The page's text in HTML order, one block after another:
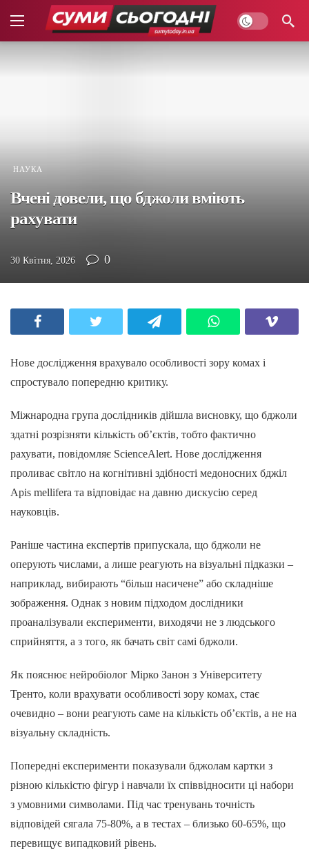
НАУКА
Вчені довели, що бджоли вміють
рахувати
30 Квітня, 2026 0
Нове дослідження врахувало особливості зору комах і
спростувало попередню критику.
Міжнародна група дослідників дійшла висновку, що бджоли
здатні розрізняти кількість об’єктів, тобто фактично
рахувати, повідомляє ScienceAlert. Нове дослідження
проливає світло на когнітивні здібності медоносних бджіл
Apis mellifera та відповідає на давню дискусію серед
науковців.
Раніше частина експертів припускала, що бджоли не
оперують числами, а лише реагують на візуальні підказки –
наприклад, вибирають “більш насичене” або складніше
зображення. Однак з новим підходом дослідники
проаналізували експерименти, виходячи не з людського
сприйняття, а з того, як бачать світ самі бджоли.
Як пояснює нейробіолог Мірко Занон з Університету
Тренто, коли врахувати особливості зору комах, стає
очевидно – вони реагують саме на кількість об’єктів, а не на
візуальну складність.
Попередні експерименти показували бджолам картки з
різною кількістю фігур і навчали їх співвідносити ці набори
з умовними символами. Під час тренувань точність
відповідей сягала 75-80%, а в тестах – близько 60-65%, що
перевищує випадковий рівень.